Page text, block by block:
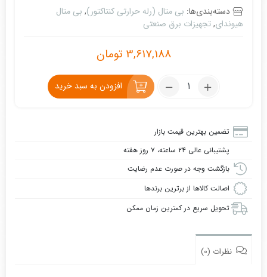
دسته‌بندی‌ها: بی متال (رله حرارتی کنتاکتور), بی‌ متال
هیوندای,تجهیزات برق صنعتی
3,617,188 تومان
تعداد:
تا
5
آمپر
هیوندای
(HGT
18K)
افزودن به سبد خرید
تضمین بهترین قیمت بازار
پشتیبانی عالی ۲۴ ساعته، ۷ روز هفته
بازگشت وجه در صورت عدم رضایت
اصالت کالاها از برترین برندها
تحویل سریع در کمترین زمان ممکن
نظرات (0)